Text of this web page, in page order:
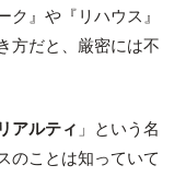
』や『リハウス』
方だと、厳密には不
アルティ 」という名
のことは知っていて